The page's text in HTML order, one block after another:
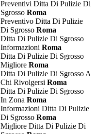
Preventivi Ditta Di Pulizie Di
Sgrosso Roma
Preventivo Ditta Di Pulizie
Di Sgrosso Roma
Ditta Di Pulizie Di Sgrosso
Informazioni Roma
Ditta Di Pulizie Di Sgrosso
Migliore Roma
Ditta Di Pulizie Di Sgrosso A
Chi Rivolgersi Roma
Ditta Di Pulizie Di Sgrosso
In Zona Roma
Informazioni Ditta Di Pulizie
Di Sgrosso Roma
Migliore Ditta Di Pulizie Di